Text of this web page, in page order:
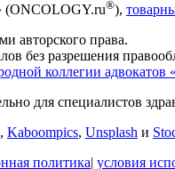
®),
авторского права.
без разрешения
коллегии адвокатов
для специалистов
, Kaboompics, Unsplash и
политика| условия